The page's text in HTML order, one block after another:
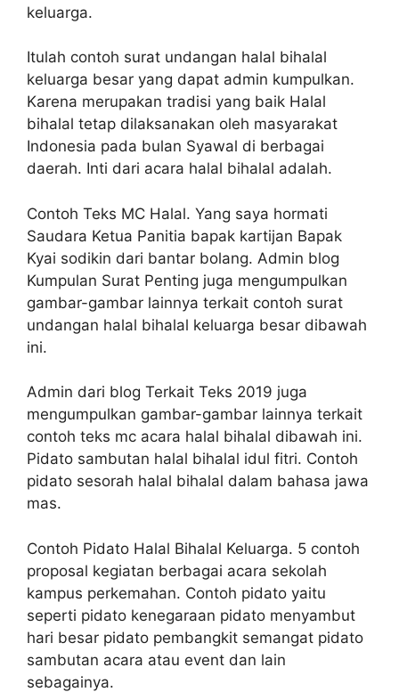
keluarga.
Itulah contoh surat undangan halal bihalal
keluarga besar yang dapat admin kumpulkan.
Karena merupakan tradisi yang baik Halal
bihalal tetap dilaksanakan oleh masyarakat
Indonesia pada bulan Syawal di berbagai
daerah. Inti dari acara halal bihalal adalah.
Contoh Teks MC Halal. Yang saya hormati
Saudara Ketua Panitia bapak kartijan Bapak
Kyai sodikin dari bantar bolang. Admin blog
Kumpulan Surat Penting juga mengumpulkan
gambar-gambar lainnya terkait contoh surat
undangan halal bihalal keluarga besar dibawah
ini.
Admin dari blog Terkait Teks 2019 juga
mengumpulkan gambar-gambar lainnya terkait
contoh teks mc acara halal bihalal dibawah ini.
Pidato sambutan halal bihalal idul fitri. Contoh
pidato sesorah halal bihalal dalam bahasa jawa
mas.
Contoh Pidato Halal Bihalal Keluarga. 5 contoh
proposal kegiatan berbagai acara sekolah
kampus perkemahan. Contoh pidato yaitu
seperti pidato kenegaraan pidato menyambut
hari besar pidato pembangkit semangat pidato
sambutan acara atau event dan lain
sebagainya.